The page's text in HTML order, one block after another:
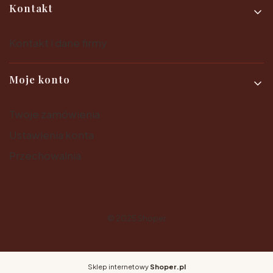
Kontakt
Moje konto
Sklep internetowy Shoper.pl